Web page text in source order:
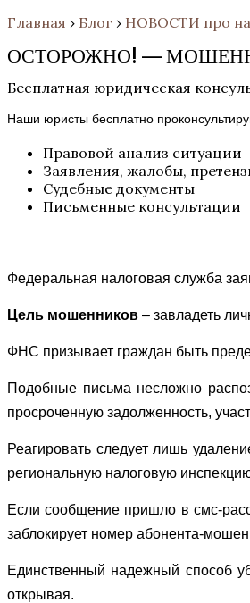
Главная › Блог › НОВОСТИ про
ОСТОРОЖНО! —
Бесплатная юридическая
Наши юристы бесплатно
Правовой анализ ситуации
Заявления, жалобы,
Судебные документы
Письменные консультации
Федеральная налоговая служба
Цель мошенников – завладеть
ФНС призывает граждан быть
Подобные письма несложно
просроченную задолженность,
Реагировать следует лишь
региональную налоговую
Если сообщение пришло в смс-
заблокирует номер абонента-
Единственный надежный способ
открывая.